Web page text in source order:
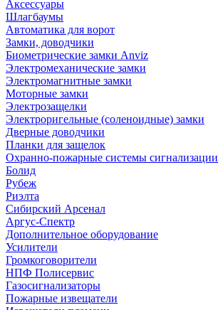
Аксессуары
Шлагбаумы
Автоматика для ворот
Замки, доводчики
Биометрические замки Anviz
Электромеханические замки
Электромагнитные замки
Моторные замки
Электрозащелки
Электроригельные (cоленоидные) замки
Дверные доводчики
Планки для защелок
Охранно-пожарные системы сигнализации
Болид
Рубеж
Риэлта
Сибирский Арсенал
Аргус-Спектр
Дополнительное оборудование
Усилители
Громкоговорители
НПФ Полисервис
Газосигнализаторы
Пожарные извещатели